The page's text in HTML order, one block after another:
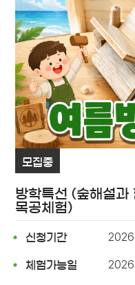
모집중
방학특선 (숲해설과
목공체험)
신청기간
체험가능일